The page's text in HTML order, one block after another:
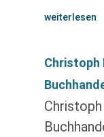
weiterlesen
Christoph